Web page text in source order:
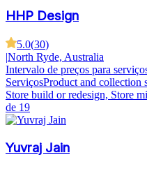
HHP Design
5.0(30)
|North Ryde, Australia
Intervalo de preços para
ServiçosProduct and collection
Store build or redesign, Store
de 19
Yuvraj Jain